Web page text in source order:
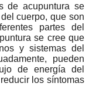
de acupuntura se
cuerpo, que son
partes del
se cree que
y sistemas del
pueden
de energía del
los síntomas